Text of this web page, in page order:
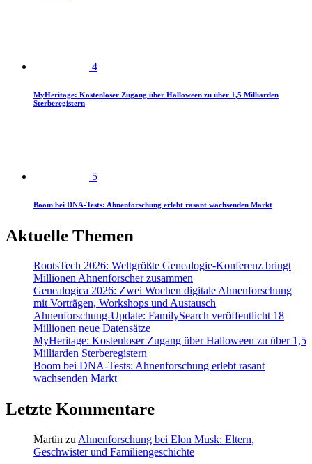
4
MyHeritage: Kostenloser Zugang über Halloween zu über 1,5 Milliarden
Sterberegistern
5
Boom bei DNA-Tests: Ahnenforschung erlebt rasant wachsenden Markt
Aktuelle Themen
RootsTech 2026: Weltgrößte Genealogie-Konferenz bringt
Millionen Ahnenforscher zusammen
Genealogica 2026: Zwei Wochen digitale Ahnenforschung
mit Vorträgen, Workshops und Austausch
Ahnenforschung-Update: FamilySearch veröffentlicht 18
Millionen neue Datensätze
MyHeritage: Kostenloser Zugang über Halloween zu über 1,5
Milliarden Sterberegistern
Boom bei DNA-Tests: Ahnenforschung erlebt rasant
wachsenden Markt
Letzte Kommentare
Martin zu Ahnenforschung bei Elon Musk: Eltern,
Geschwister und Familiengeschichte